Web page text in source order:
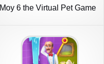
Moy 6 the Virtual Pet Game